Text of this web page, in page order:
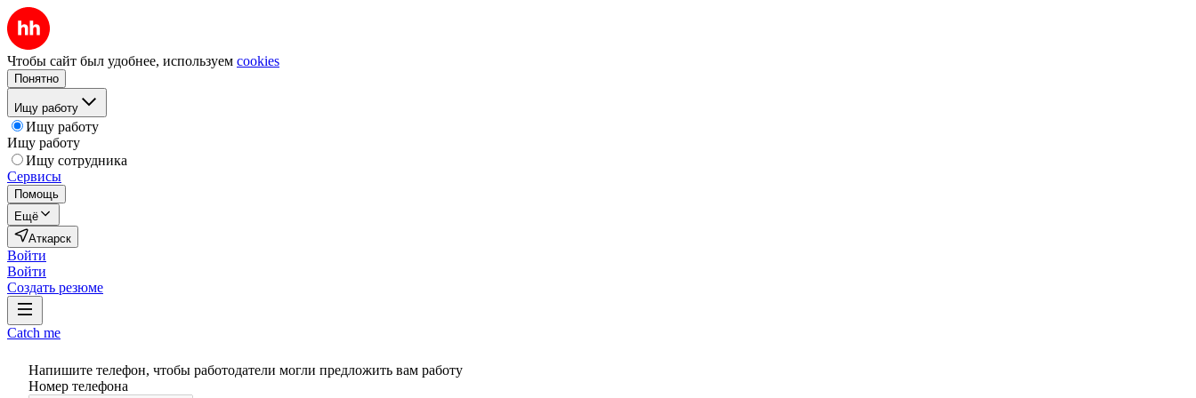
Чтобы сайт был удобнее, используем cookies
Понятно
Ищу работу
Ищу работу
Ищу работу
Ищу сотрудника
Сервисы
Помощь
Ещё
Аткарск
Войти
Войти
Создать резюме
Catch me
Напишите телефон, чтобы работодатели могли предложить вам работу
Номер телефона